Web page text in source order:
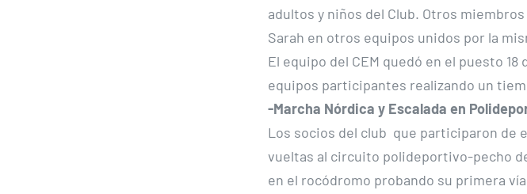
adultos y niños del Club. Otros
Sarah en otros equipos unidos por la
El equipo del CEM quedó en el puesto
equipos participantes realizando un
-Marcha Nórdica y Escalada en
Los socios del club que participaron de
vueltas al circuito polideportivo-pecho
en el rocódromo probando su primera